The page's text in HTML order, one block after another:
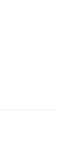
”的流水线——单
管蛋白折叠机制